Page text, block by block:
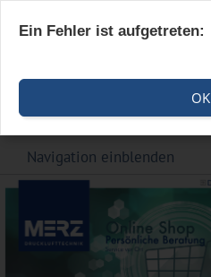
Navigation einblenden
Ein Fehler ist aufgetreten:
OK